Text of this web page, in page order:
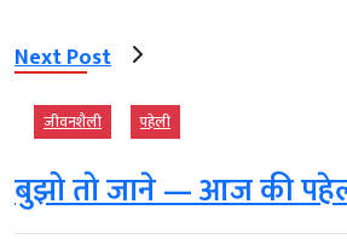
Next Post
जीवनशैली पहेली
बुझो तो जाने — आज की